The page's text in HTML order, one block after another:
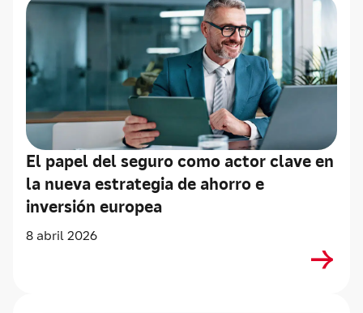
El papel del seguro como actor clave en
la nueva estrategia de ahorro e
inversión europea
8 abril 2026